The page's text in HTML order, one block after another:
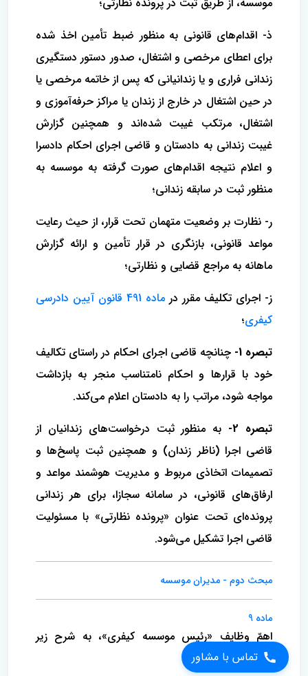
تماس با مشاور
ذ- اقدام‌های قانونی به منظور ضبط تأمین اخذ شده
برای اعطای مرخصی و اشتغال، صدور دستور دستگیری
زندانی فراری و یا زندانیانی که پس از خاتمه مرخصی یا
در حین اشتغال در خارج از زندان یا مراکز حرفه‌آموزی و
اشتغال، مرتکب غیبت شده‌اند و همچنین گزارش
غیبت زندانی به دادستان و قاضی اجرای احکام دادسرا
و اعلام نتیجه اقدام‌های صورت گرفته به موسسه به
منظور ثبت در سابقه زندانی؛
ر- نظارت بر وضعیت متهمان تحت قرار، از حیث رعایت
مواعد قانونی، بازنگری در قرار تأمین و ارائه گزارش
ماهانه به مراجع قضایی و نظارتی؛
ز- اجرای تکلیف مقرر در
ماده 491 قانون آیین دادرسی
کیفری؛
تبصره 1-
چنانچه قاضی اجرای احکام در راستای تکالیف
خود با قرارها و احکام نامتناسب منجر به بازداشت
مواجه شود، مراتب را به دادستان اعلام می‌کند.
تبصره 2-
به منظور ثبت درخواست‌های زندانیان از
قاضی اجرا (ناظر زندان) و همچنین ثبت پاسخ‌ها و
تصمیمات اتخاذی مربوط و مدیریت هوشمند مواعد و
ارفاق‌های قانونی، در سامانه سجازا، برای هر زندانی
پرونده‌ای تحت عنوان «پرونده نظارتی» با مسئولیت
قاضی اجرا تشکیل می‌شود.
مبحث دوم - مدیران موسسه
ماده 9
اهمّ وظایف «رئیس موسسه کیفری»، به شرح زیر
است: